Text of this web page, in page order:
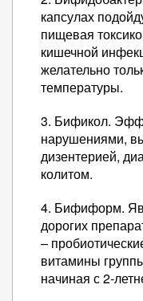
капсулах
пищевая
кишечной
желательно
температуры.
3. Бификол.
нарушениями,
дизентерией,
колитом.
4. Бифиформ.
дорогих
–
витамины
начиная с 2-